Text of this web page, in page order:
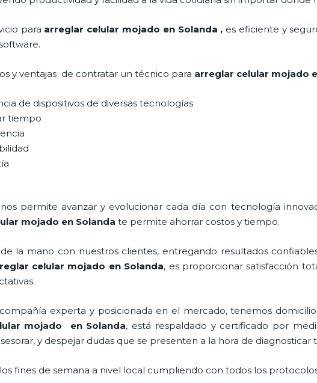
para arreglar celular mojado en Solanda , es eficiente y
y ventajas de contratar un técnico para arreglar celular mojado
de dispositivos de diversas tecnologías
tiempo
permite avanzar y evolucionar cada día con tecnología
mojado en Solanda te permite ahorrar costos y tiempo.
la mano con nuestros clientes, entregando resultados
celular mojado en Solanda, es proporcionar satisfacción
experta y posicionada en el mercado, tenemos
mojado en Solanda, está respaldado y certificado por
y despejar dudas que se presenten a la hora de diagnosticar
fines de semana a nivel local cumpliendo con todos los